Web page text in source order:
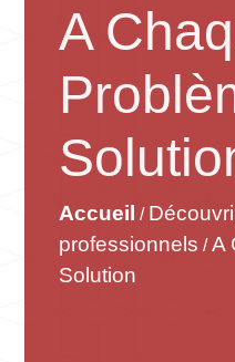
A
Accueil /
professionnels /A
Solution